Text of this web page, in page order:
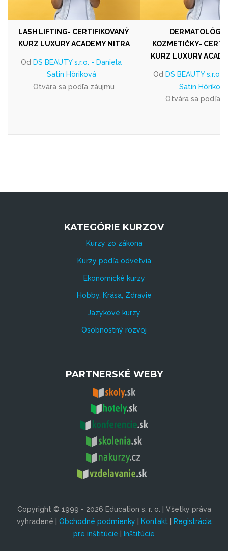
LASH LIFTING- CERTIFIKOVANÝ
KURZ LUXURY ACADEMY NITRA
Od DS BEAUTY s.r.o. - Daniela
Satin Höriková
Otvára sa podľa záujmu
KOZMETIČKY-
KURZ LUXURY
Od DS BEAUTY s.r.o.
Satin Höriková
Otvára sa podľa
KATEGÓRIE KURZOV
Kurzy zo zákona
Kurzy podľa odvetvia
Ekonomické kurzy
Hobby, Krása, Zdravie
Jazykové kurzy
Osobnostný rozvoj
PARTNERSKÉ WEBY
Copyright © 1999 - 2026 Education s. r. o. | Všetky práva
vyhradené | Obchodné podmienky | Kontakt| Registrácia
pre inštitúcie | Inštitúcie